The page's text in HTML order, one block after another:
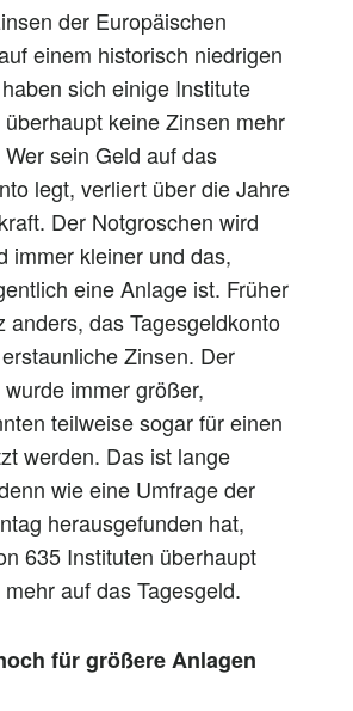
der Europäischen
einem historisch niedrigen
sich einige Institute
keine Zinsen mehr
sein Geld auf das
legt, verliert über die Jahre
Der Notgroschen wird
immer kleiner und das,
eine Anlage ist. Früher
anders, das Tagesgeldkonto
Zinsen. Der
immer größer,
teilweise sogar für einen
werden. Das ist lange
wie eine Umfrage der
herausgefunden hat,
635 Instituten überhaupt
auf das Tagesgeld.
für größere Anlagen